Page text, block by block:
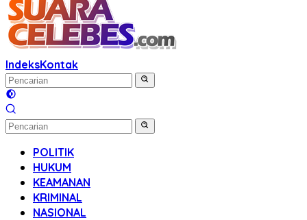
IndeksKontak
POLITIK
HUKUM
KEAMANAN
KRIMINAL
NASIONAL